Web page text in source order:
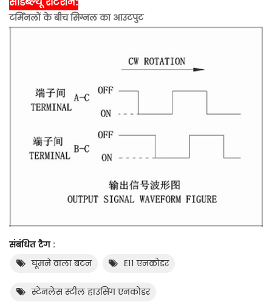
टर्मिनलों के बीच सिग्नल का आउटपुट
संबंधित टैग :
घूमने वाला बटन
E11 एनकोडर
स्टेनलेस स्टील हाउसिंग एनकोडर